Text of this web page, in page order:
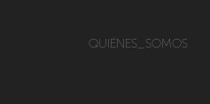
QUIÉNES_SOMOS